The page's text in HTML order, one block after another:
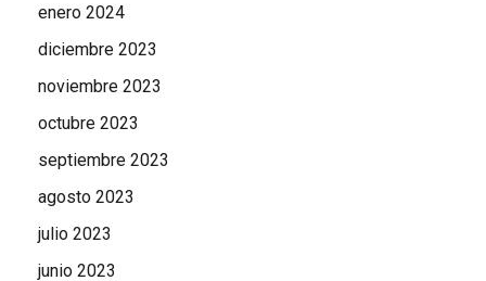
enero 2024
diciembre 2023
noviembre 2023
octubre 2023
septiembre 2023
agosto 2023
julio 2023
junio 2023